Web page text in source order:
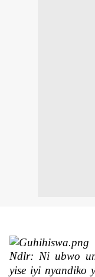
Ndlr: Ni ubwo
yise iyi nyandiko